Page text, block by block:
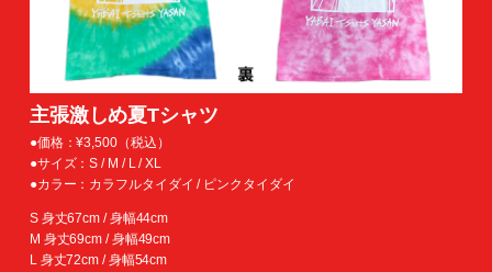
主張激しめ夏Tシャツ
●価格：¥3,500（税込）
●サイズ：S / M / L / XL
●カラー：カラフルタイダイ / ピンクタイダイ
S 身丈67cm / 身幅44cm
M 身丈69cm / 身幅49cm
L 身丈72cm / 身幅54cm